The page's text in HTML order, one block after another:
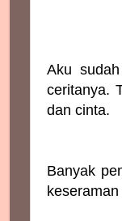
Aku
ceritanya.
dan cinta.
Banyak